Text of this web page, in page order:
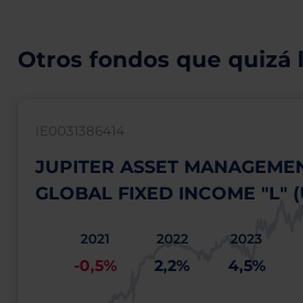
Otros fondos que quizá
IE0031386414
JUPITER ASSET
GLOBAL FIXED INCOME "L"
2021
-0,5%
2022
2,2%
2023
4,5%